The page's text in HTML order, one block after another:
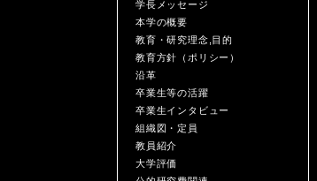
学長メッセージ
本学の概要
教育・研究理念,目的
教育方針（ポリシー）
沿革
卒業生等の活躍
卒業生インタビュー
組織図・定員
教員紹介
大学評価